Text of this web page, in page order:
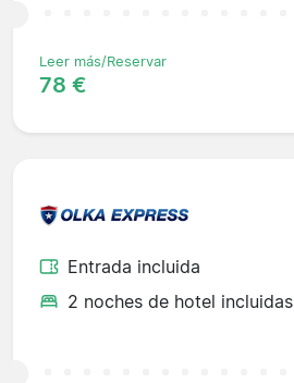
Leer más/Reservar
78 €
Entrada incluida
2 noches de hotel incluidas